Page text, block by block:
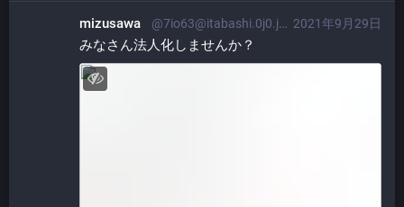
2021年9月29日
mizusawa @7io63@itabashi.0j0.jp
みなさん法人化しませんか？